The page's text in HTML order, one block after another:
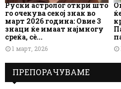
Руски астролог откри што
го очекува секој знак во
март 2026 година: Овие 3
знаци ќе имаат најмногу
среќа, сè...
1 март, 2026
ПРЕПОРАЧУВАМЕ